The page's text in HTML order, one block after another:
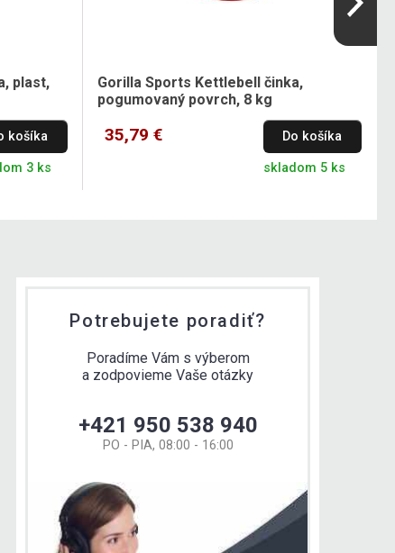
plast,
košíka
3 ks
Gorilla Sports Kettlebell činka,
pogumovaný povrch, 8 kg
35,79 € Do košíka
skladom 5 ks
Potrebujete poradiť?
Poradíme Vám s výberom
a zodpovieme Vaše otázky
+421 950 538 940
PO - PIA, 08:00 - 16:00